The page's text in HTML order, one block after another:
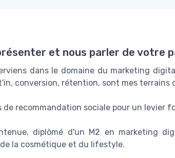
et nous parler de votre
dans le domaine du marketing
conversion, rétention, sont mes terrains
recommandation sociale pour un levier
diplômé d'un M2 en marketing
la cosmétique et du lifestyle.